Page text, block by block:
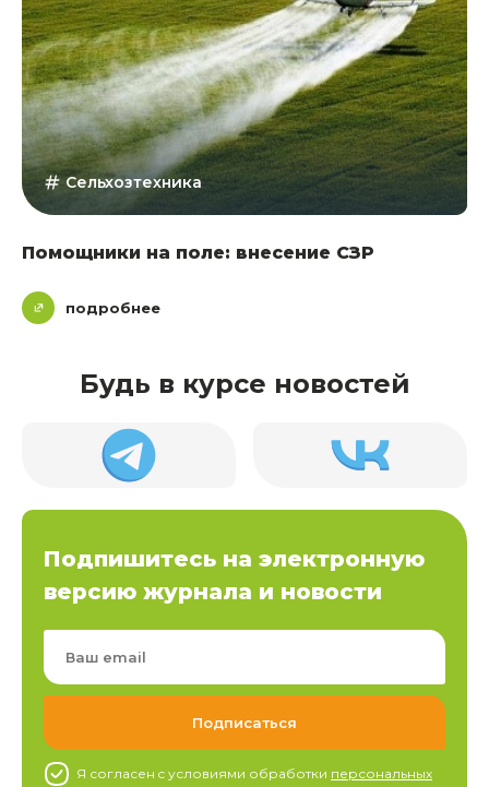
Сельхозтехника
Помощники на поле: внесение СЗР
подробнее
Будь в курсе новостей
Подпишитесь на электронную
версию журнала и новости
Я согласен c условиями обработки персональных